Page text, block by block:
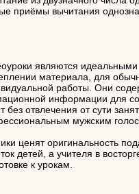
приёмы вычитания
являются
материала, для
работы. Они
информации для
без отвлечения от сути
мужским
ценят оригинальность
детей, а учителя в
к урокам.